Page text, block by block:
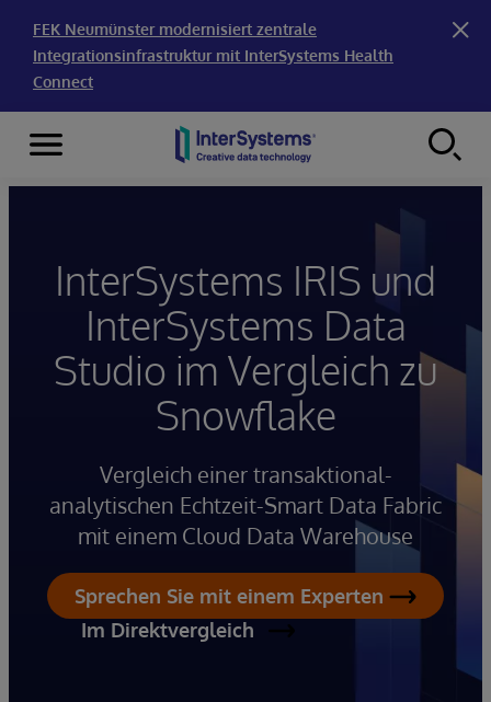
FEK Neumünster modernisiert zentrale
Integrationsinfrastruktur mit InterSystems Health
Connect
Skip to content
Menu
InterSystems IRIS und
InterSystems Data
Studio im Vergleich zu
Snowflake
Vergleich einer transaktional-
analytischen Echtzeit-Smart Data Fabric
mit einem Cloud Data Warehouse
Sprechen Sie mit einem Experten
Im Direktvergleich